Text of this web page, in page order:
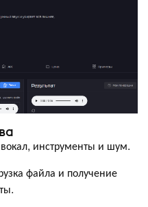
инструменты и шум.
файла и получение